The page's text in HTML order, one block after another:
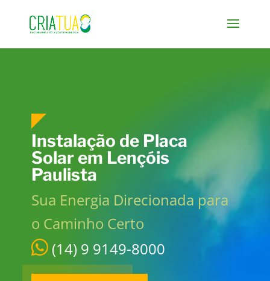
Instalação de Placa
Solar em Lençóis
Paulista
Sua Energia Direcionada para
o Caminho Certo
(14) 9 9149-8000